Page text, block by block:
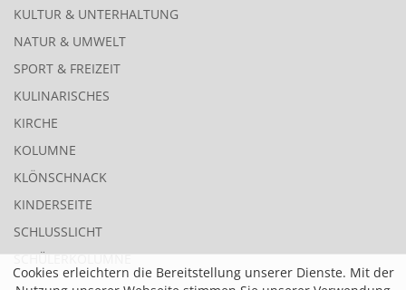
Cookies erleichtern die Bereitstellung unserer Dienste. Mit der
KULTUR & UNTERHALTUNG
NATUR & UMWELT
SPORT & FREIZEIT
KULINARISCHES
KIRCHE
KOLUMNE
KLÖNSCHNACK
KINDERSEITE
SCHLUSSLICHT
SCHÜLERKOLUMNE